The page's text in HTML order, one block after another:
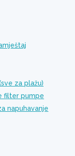
za plažu)
filter pumpe
napuhavanje